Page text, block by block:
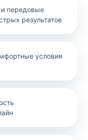
передовые
результатов
условия